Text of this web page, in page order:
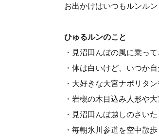
お出かけはいつもルンル
ひゅるルンのこと
・見沼田んぼの風に乗っ
・体は白いけど、いつか
・大好きな大宮ナポリタ
・岩槻の木目込み人形や
・見沼田んぼ越しのさい
・毎朝氷川参道を空中散